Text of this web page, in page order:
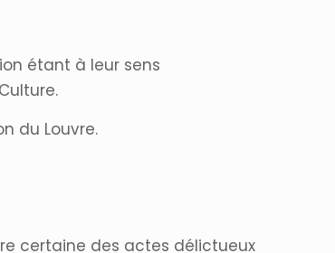
étant à leur sens
du Louvre.
certaine des actes délictueux